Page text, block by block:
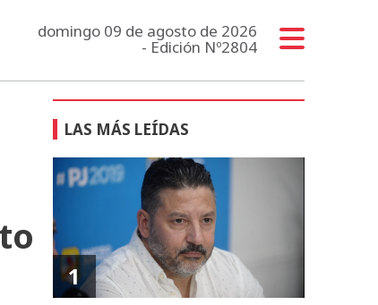
domingo 09 de agosto de 2026
- Edición Nº2804
LAS MÁS LEÍDAS
1